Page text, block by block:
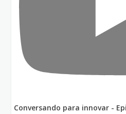
Conversando para innovar -